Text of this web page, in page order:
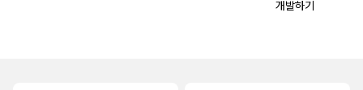
개발하기